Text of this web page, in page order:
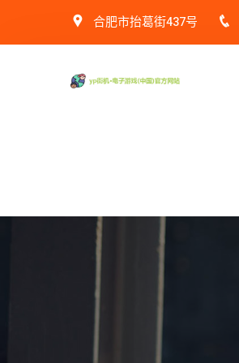
合肥市抬葛街437号